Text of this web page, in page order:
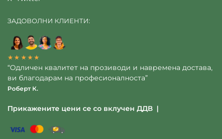
ЗАДОВОЛНИ КЛИЕНТИ:
★★★★★
“Одличен квалитет на прозиводи и навремена достава,
ви благодарам на професионалноста”
Роберт К.
Прикажените цени се со вклучен ДДВ |